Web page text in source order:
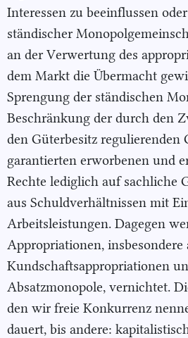
Interessen zu beeinflussen
ständischer
an der Verwertung des
dem Markt die Übermacht
Sprengung der ständischen
Beschränkung der durch den
den Güterbesitz regulierenden
garantierten erworbenen und
Rechte lediglich auf sachliche
aus Schuldverhältnissen mit
Arbeitsleistungen. Dagegen
Appropriationen, insbesondere
Kundschaftsappropriationen
Absatzmonopole, vernichtet.
den wir freie Konkurrenz
dauert, bis andere: